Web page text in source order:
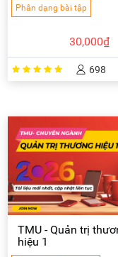
Phân dạng bài tập
30,000₫
698
TMU - Quản trị
hiệu 1